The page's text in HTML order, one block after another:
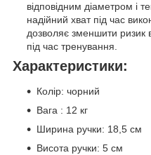
відповідним діаметром і
надійний хват під час
дозволяє зменшити ризик
під час тренування.
Характеристики:
Колір: чорний
Вага : 12 кг
Ширина ручки: 18,5 см
Висота ручки: 5 см